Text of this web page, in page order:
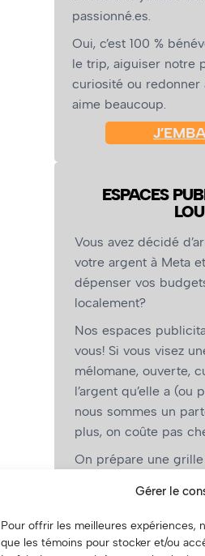
Gérer le
Pour offrir les meilleures expériences,
que les témoins pour stocker et/ou
passionné.es.
Oui, c’est 100 %
le trip, aiguiser notre
curiosité ou redonner
aime beaucoup.
ESPACES
Vous avez décidé
votre argent à Meta
dépenser vos
localement?
Nos espaces
vous! Si vous visez
mélomane, ouverte,
l’argent qu’elle a (ou
nous sommes un
plus, on coûte pas
On prépare une
vous, les artistes!)